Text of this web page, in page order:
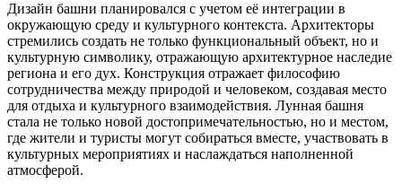
Дизайн башни планировался с учетом её интеграции в
окружающую среду и культурного контекста. Архитекторы
стремились создать не только функциональный объект, но и
культурную символику, отражающую архитектурное наследие
региона и его дух. Конструкция отражает философию
сотрудничества между природой и человеком, создавая место
для отдыха и культурного взаимодействия. Лунная башня
стала не только новой достопримечательностью, но и местом,
где жители и туристы могут собираться вместе, участвовать в
культурных мероприятиях и наслаждаться наполненной
атмосферой.